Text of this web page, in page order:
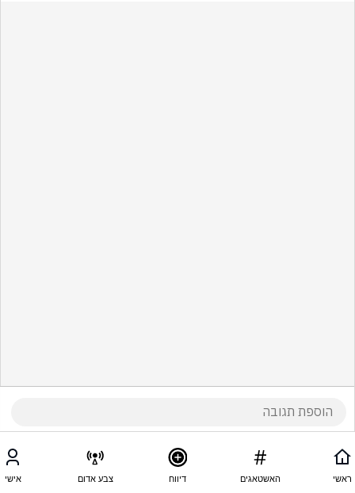
ראשי האשטאגים דיווח צבע אדום אישי